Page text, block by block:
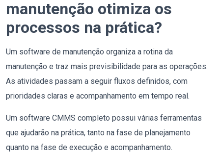
manutenção otimiza os
processos na prática?
Um software de manutenção organiza a rotina da
manutenção e traz mais previsibilidade para as operações.
As atividades passam a seguir fluxos definidos, com
prioridades claras e acompanhamento em tempo real.
Um software CMMS completo possui várias ferramentas
que ajudarão na prática, tanto na fase de planejamento
quanto na fase de execução e acompanhamento.